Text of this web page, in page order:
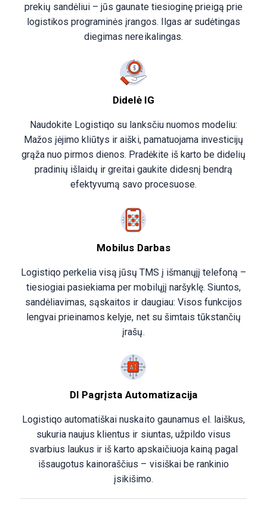
prekių sandėliui – jūs gaunate tiesioginę prieigą prie
logistikos programinės įrangos. Ilgas ar sudėtingas
diegimas nereikalingas.
Didelė IG
Naudokite Logistiqo su lanksčiu nuomos modeliu:
Mažos įėjimo kliūtys ir aiški, pamatuojama investicijų
grąža nuo pirmos dienos. Pradėkite iš karto be didelių
pradinių išlaidų ir greitai gaukite didesnį bendrą
efektyvumą savo procesuose.
Mobilus Darbas
Logistiqo perkelia visą jūsų TMS į išmanųjį telefoną –
tiesiogiai pasiekiama per mobilųjį naršyklę. Siuntos,
sandėliavimas, sąskaitos ir daugiau: Visos funkcijos
lengvai prieinamos kelyje, net su šimtais tūkstančių
įrašų.
DI Pagrįsta Automatizacija
Logistiqo automatiškai nuskaito gaunamus el. laiškus,
sukuria naujus klientus ir siuntas, užpildo visus
svarbius laukus ir iš karto apskaičiuoja kainą pagal
išsaugotus kainoraščius – visiškai be rankinio
įsikišimo.